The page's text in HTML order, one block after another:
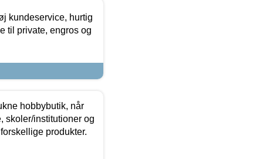
kundeservice, hurtig
til private, engros og
hobbybutik, når
skoler/institutioner og
produkter.